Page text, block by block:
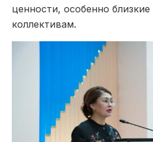
ценности, особенно
коллективам.